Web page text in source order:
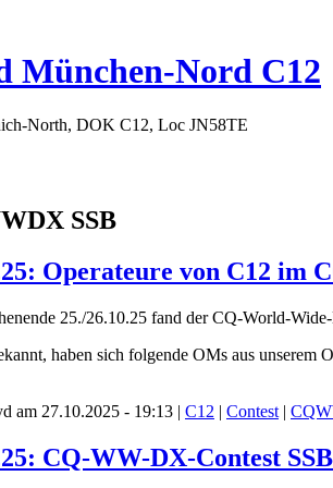
München-Nord C12
North, DOK C12, Loc JN58TE
SSB
Operateure von C12 im
25./26.10.25 fand der CQ-World-
haben sich folgende OMs aus unserem
am 27.10.2025 - 19:13 | C12 | Contest |
CQ-WW-DX-Contest